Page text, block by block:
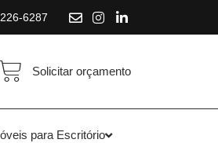
6287
Solicitar orçamento
para Escritório